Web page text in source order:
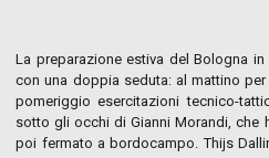
La preparazione estiva del Bologna
con una doppia seduta: al mattino
pomeriggio esercitazioni tecnico-
sotto gli occhi di Gianni Morandi, che
poi fermato a bordocampo. Thijs